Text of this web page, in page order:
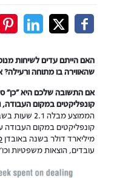
האם הייתם עדים לשיחות
שהאווירה בו מתוחה
אם התשובה שלכם היא "כן"
קונפליקטים במקום
הממוצע מבלה 2.1 שעות בשבוע בהתמודדות עם קונפליקטים, כאשר
מיליארד דולר בשנה באובדן
עובדים, הוצאות משפטיות